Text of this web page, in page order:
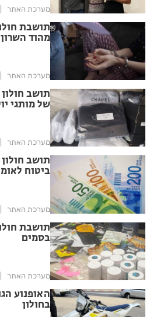
מערכת האתר
תושבת
מהוד השרון
מערכת האתר
תושב
של מותגי
מערכת האתר
תושב
ביטוח לאומי
מערכת האתר
תושבת
בסמים
מערכת האתר
האופנוע
בחולון